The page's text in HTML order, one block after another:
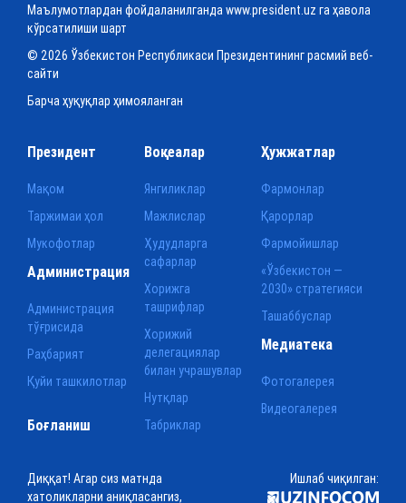
Маълумотлардан фойдаланилганда www.president.uz га ҳавола
кўрсатилиши шарт
© 2026 Ўзбекистон Республикаси Президентининг расмий веб-
сайти
Барча ҳуқуқлар ҳимояланган
Президент
Мақом
Таржимаи ҳол
Мукофотлар
Воқеалар
Янгиликлар
Мажлислар
Ҳудудларга
сафарлар
Хорижга
ташрифлар
Хорижий
делегациялар
билан учрашувлар
Нутқлар
Табриклар
Ҳужжатлар
Фармонлар
Қарорлар
Фармойишлар
«Ўзбекистон —
2030» стратегияси
Ташаббуслар
Администрация
Администрация
тўғрисида
Раҳбарият
Қуйи ташкилотлар
Медиатека
Фотогалерея
Видеогалерея
Боғланиш
Диққат! Агар сиз матнда
хатоликларни аниқласангиз,
Ишлаб чиқилган: